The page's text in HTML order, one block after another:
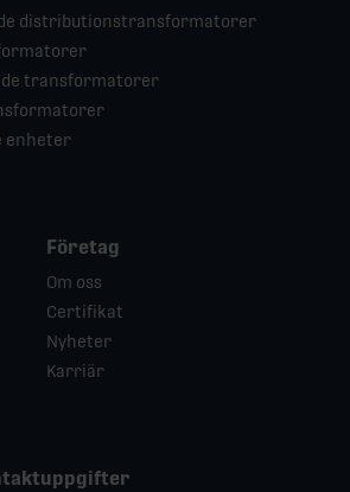
distributionstransformatorer
transformatorer
enheter
Företag
Om oss
Certifikat
Nyheter
Karriär